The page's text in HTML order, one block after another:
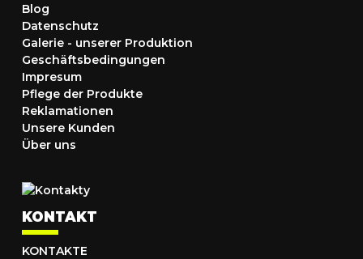
Blog
Datenschutz
Galerie - unserer Produktion
Geschäftsbedingungen
Impresum
Pflege der Produkte
Reklamationen
Unsere Kunden
Über uns
KONTAKT
KONTAKTE